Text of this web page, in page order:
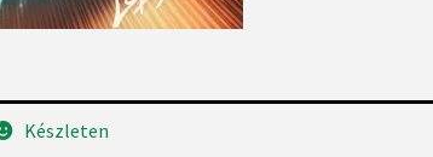
Készleten